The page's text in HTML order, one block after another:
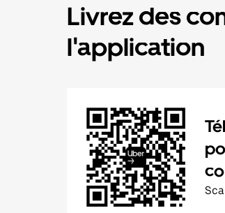
Livrez des
l'application